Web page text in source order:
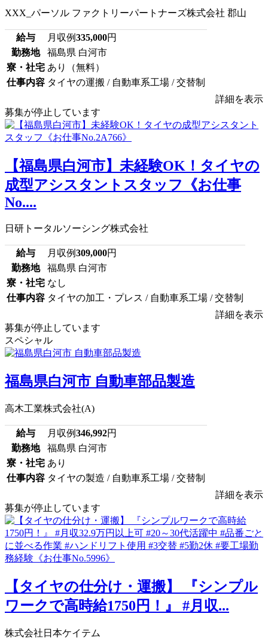
XXX_パーソル ファクトリーパートナーズ株式会社 郡山
給与 月収例335,000円
勤務地
福島県 白河市
寮・社宅 あり（無料）
仕事内容 タイヤの運搬 / 自動車系工場 / 交替制
詳細を表示
募集が停止しています
【福島県白河市】未経験OK！タイヤの
成型アシスタントスタッフ《お仕事
No....
日研トータルソーシング株式会社
給与 月収例309,000円
勤務地
福島県 白河市
寮・社宅 なし
仕事内容 タイヤの加工・プレス / 自動車系工場 / 交替制
詳細を表示
募集が停止しています
スペシャル
福島県白河市 自動車部品製造
高木工業株式会社(A)
給与 月収例346,992円
勤務地
福島県 白河市
寮・社宅 あり
仕事内容 タイヤの製造 / 自動車系工場 / 交替制
詳細を表示
募集が停止しています
【タイヤの仕分け・運搬】 『シンプル
ワークで高時給1750円！』 #月収...
株式会社日本ケイテム